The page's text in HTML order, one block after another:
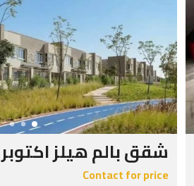
شقق بالم هيلز اكتوبر
Contact for price